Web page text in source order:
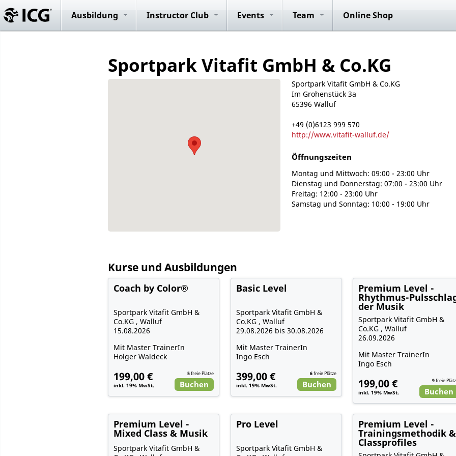
Ausbildung Instructor Club Events Team Online Shop
System Konzepte Anmeldung
Anmeldung Vorteile
Evolution Ride Club Rides Team Rides
ICG® Master
Sportpark Vitafit GmbH & Co.KG
Sportpark Vitafit GmbH & Co.KG
Im Grohenstück 3a
65396 Walluf
+49 (0)6123 999 570
http://www.vitafit-walluf.de/
Öffnungszeiten
Montag und Mittwoch: 09:00 - 23:00 Uhr
Dienstag und Donnerstag: 07:00 - 23:00 Uhr
Freitag: 12:00 - 23:00 Uhr
Samstag und Sonntag: 10:00 - 19:00 Uhr
Kurse und Ausbildungen
Coach by Color®
Sportpark Vitafit GmbH &
Co.KG , Walluf
15.08.2026
Mit Master TrainerIn
Holger Waldeck
199,00 €
inkl. 19% MwSt.
5freie Plätze
Buchen
Basic Level
Sportpark Vitafit GmbH &
Co.KG , Walluf
29.08.2026 bis 30.08.2026
Mit Master TrainerIn
Ingo Esch
399,00 €
inkl. 19% MwSt.
6freie Plätze
Buchen
Premium Level -
Rhythmus-
der Musik
Sportpark Vitafit GmbH &
Co.KG , Walluf
26.09.2026
Mit Master TrainerIn
Ingo Esch
199,00 €
inkl. 19% MwSt.
9freie
Buchen
Premium Level -
Mixed Class & Musik
Sportpark Vitafit GmbH &
Pro Level
Sportpark Vitafit GmbH &
Premium Level -
Trainingsmethodik &
Classprofiles